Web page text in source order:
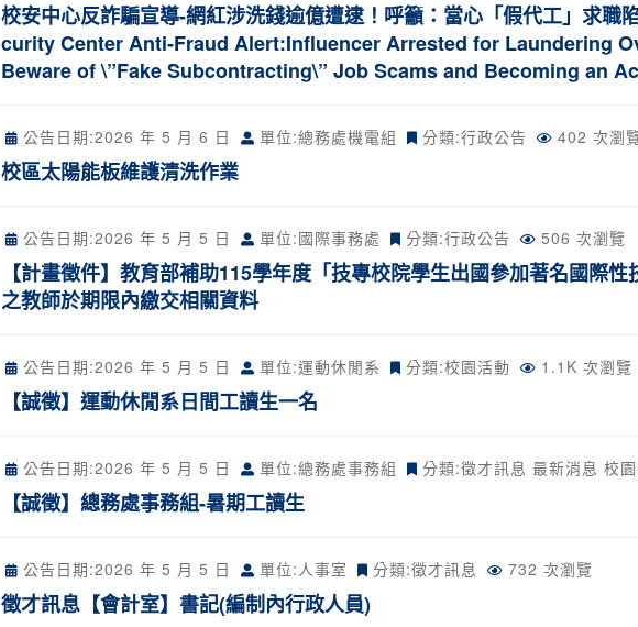
校安中心反詐騙宣導-網紅涉洗錢逾億遭逮！呼籲：當心「假代工」求職
curity Center Anti-Fraud Alert:Influencer Arrested for Laundering
Beware of \”Fake Subcontracting\” Job Scams and Becoming an
公告日期:2026 年 5 月 6 日 單位:總務處機電組 分類:行政公告 402 次瀏
校區太陽能板維護清洗作業
公告日期:2026 年 5 月 5 日 單位:國際事務處 分類:行政公告 506 次瀏覽
【計畫徵件】教育部補助115學年度「技專校院學生出國參加著名國際
之教師於期限內繳交相關資料
公告日期:2026 年 5 月 5 日 單位:運動休閒系 分類:校園活動 1.1K 次瀏覽
【誠徵】運動休閒系日間工讀生一名
公告日期:2026 年 5 月 5 日 單位:總務處事務組 分類:徵才訊息 最新消息 校
【誠徵】總務處事務組-暑期工讀生
公告日期:2026 年 5 月 5 日 單位:人事室 分類:徵才訊息 732 次瀏覽
徵才訊息【會計室】書記(編制內行政人員)